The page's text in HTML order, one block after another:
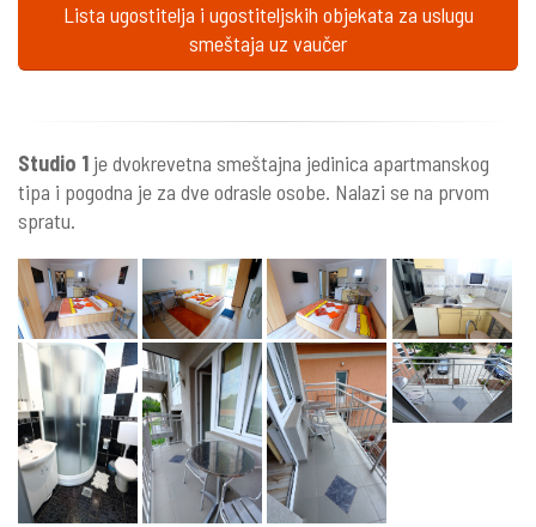
Lista ugostitelja i ugostiteljskih objekata za uslugu
smeštaja uz vaučer
Studio 1 je dvokrevetna smeštajna jedinica apartmanskog
tipa i pogodna je za dve odrasle osobe. Nalazi se na prvom
spratu.